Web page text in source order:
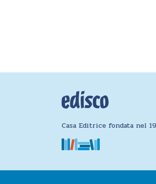
Casa Editrice fondata nel